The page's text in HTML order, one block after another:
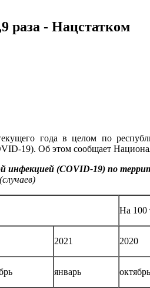
раза - Нацстатком
года в целом по
19). Об этом сообщает
инфекцией (COVID-19) по
(случаев)
На 100
2021 2020
январь октябрь